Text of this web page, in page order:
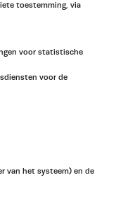
toestemming, via
voor statistische
voor de
van het systeem) en de